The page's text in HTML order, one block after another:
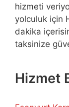
hizmeti
yolculuk için
dakika
taksinize
Hizmet